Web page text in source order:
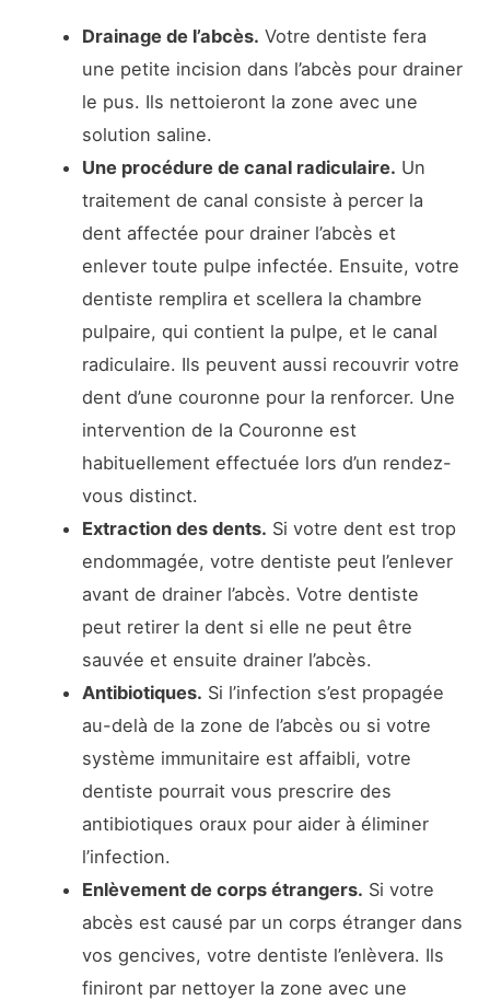
Drainage de l’abcès. Votre dentiste fera
une petite incision dans l’abcès pour drainer
le pus. Ils nettoieront la zone avec une
solution saline.
Une procédure de canal radiculaire. Un
traitement de canal consiste à percer la
dent affectée pour drainer l’abcès et
enlever toute pulpe infectée. Ensuite, votre
dentiste remplira et scellera la chambre
pulpaire, qui contient la pulpe, et le canal
radiculaire. Ils peuvent aussi recouvrir votre
dent d’une couronne pour la renforcer. Une
intervention de la Couronne est
habituellement effectuée lors d’un rendez-
vous distinct.
Extraction des dents. Si votre dent est trop
endommagée, votre dentiste peut l’enlever
avant de drainer l’abcès. Votre dentiste
peut retirer la dent si elle ne peut être
sauvée et ensuite drainer l’abcès.
Antibiotiques. Si l’infection s’est propagée
au-delà de la zone de l’abcès ou si votre
système immunitaire est affaibli, votre
dentiste pourrait vous prescrire des
antibiotiques oraux pour aider à éliminer
l’infection.
Enlèvement de corps étrangers. Si votre
abcès est causé par un corps étranger dans
vos gencives, votre dentiste l’enlèvera. Ils
finiront par nettoyer la zone avec une